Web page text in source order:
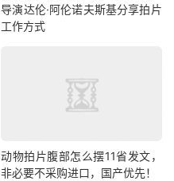
导演达伦·阿伦诺夫斯基分享拍片
工作方式
动物拍片腹部怎么摆11省发文，
非必要不采购进口，国产优先！